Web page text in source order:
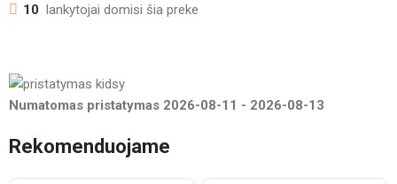
10 lankytojai domisi šia preke
Numatomas pristatymas 2026-08-11 - 2026-08-13
Rekomenduojame